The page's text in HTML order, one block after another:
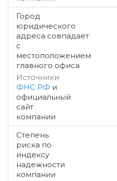
Город
юридического
адреса совпадает
с
местоположением
главного офиса
Источники
ФНС РФ и
официальный
сайт
компании
Степень
риска по
индексу
надежности
компании